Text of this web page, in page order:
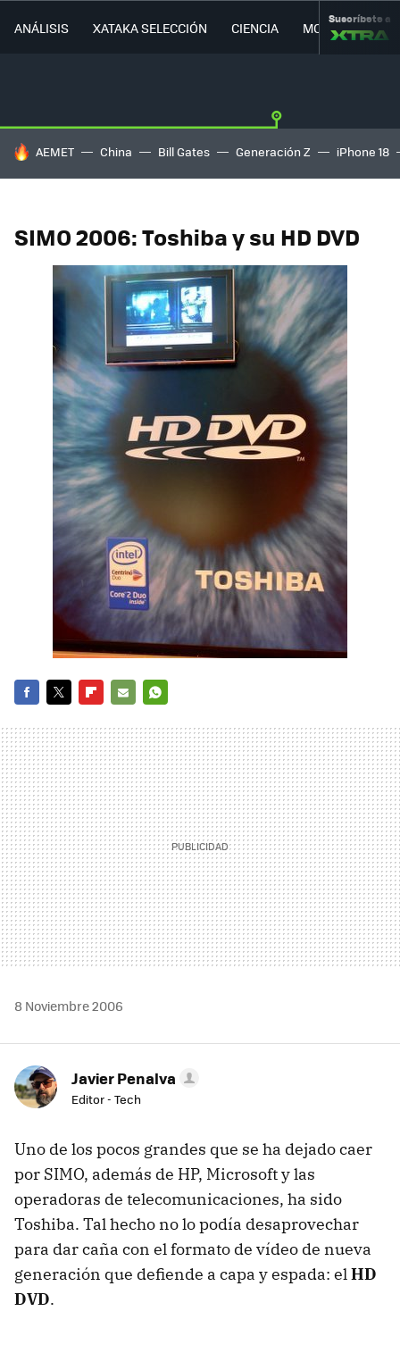
ANÁLISIS XATAKA SELECCIÓN CIENCIA MOVILIDAD
Suscríbete a
HOY SE HABLA DE
AEMET China Bill Gates Generación Z iPhone 18
SIMO 2006: Toshiba y su HD DVD
MAIL
8 Noviembre 2006
Javier Penalva
Editor - Tech
Uno de los pocos grandes que se ha dejado caer
por SIMO, además de HP, Microsoft y las
operadoras de telecomunicaciones, ha sido
Toshiba. Tal hecho no lo podía desaprovechar
para dar caña con el formato de vídeo de nueva
generación que defiende a capa y espada: elHD
DVD.